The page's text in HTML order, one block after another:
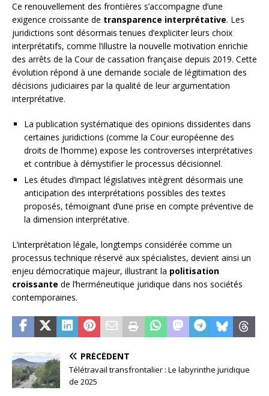
Ce renouvellement des frontières s’accompagne d’une
exigence croissante de transparence interprétative. Les
juridictions sont désormais tenues d’expliciter leurs choix
interprétatifs, comme l’illustre la nouvelle motivation enrichie
des arrêts de la Cour de cassation française depuis 2019. Cette
évolution répond à une demande sociale de légitimation des
décisions judiciaires par la qualité de leur argumentation
interprétative.
La publication systématique des opinions dissidentes dans
certaines juridictions (comme la Cour européenne des
droits de l’homme) expose les controverses interprétatives
et contribue à démystifier le processus décisionnel.
Les études d’impact législatives intègrent désormais une
anticipation des interprétations possibles des textes
proposés, témoignant d’une prise en compte préventive de
la dimension interprétative.
L’interprétation légale, longtemps considérée comme un
processus technique réservé aux spécialistes, devient ainsi un
enjeu démocratique majeur, illustrant la politisation
croissante de l’herméneutique juridique dans nos sociétés
contemporaines.
PRÉCÉDENT
Télétravail transfrontalier : Le labyrinthe juridique
de 2025